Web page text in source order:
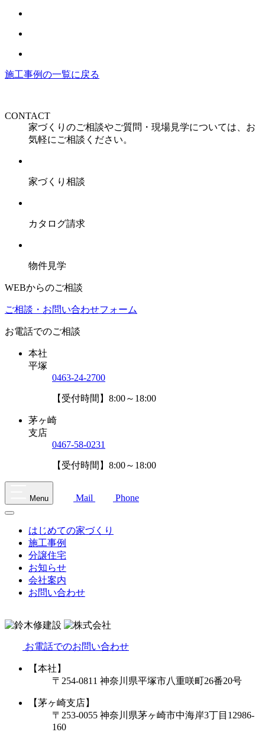
施工事例の一覧に戻る
CONTACT
家づくりのご相談やご質問・現場見学については、お
気軽にご相談ください。
家づくり相談
カタログ請求
物件見学
WEBからのご相談
ご相談・お問い合わせフォーム
お電話でのご相談
本社
平塚
0463-24-2700
【受付時間】8:00～18:00
茅ヶ崎
支店
0467-58-0231
【受付時間】8:00～18:00
Menu Mail Phone
はじめての家づくり
施工事例
分譲住宅
お知らせ
会社案内
お問い合わせ
お電話でのお問い合わせ
【本社】
〒254-0811 神奈川県平塚市八重咲町26番20号
【茅ヶ崎支店】
〒253-0055 神奈川県茅ヶ崎市中海岸3丁目12986-
160